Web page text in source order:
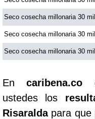
Seco cosecha millonaria 30
Seco cosecha millonaria 30
Seco cosecha millonaria 30
Encaribena.co
ustedes los
Risaraldapara que